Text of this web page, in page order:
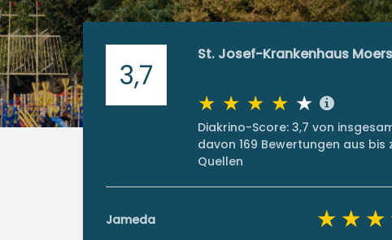
3,7
St. Josef-Krankenhaus Moers
Diakrino-Score: 3,7 von
davon 169 Bewertungen aus bis
Quellen
Jameda